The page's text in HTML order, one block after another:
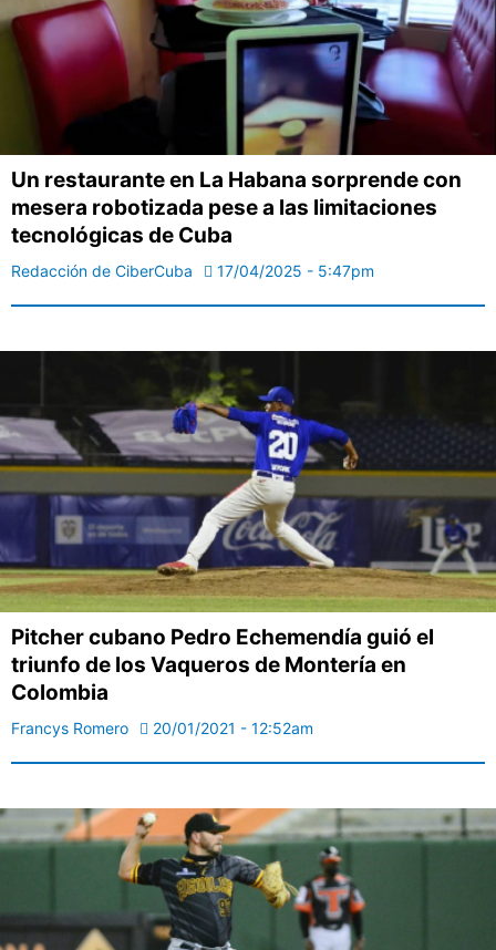
Un restaurante en La Habana sorprende con
mesera robotizada pese a las limitaciones
tecnológicas de Cuba
Redacción de CiberCuba 17/04/2025 - 5:47pm
Pitcher cubano Pedro Echemendía guió el
triunfo de los Vaqueros de Montería en
Colombia
Francys Romero 20/01/2021 - 12:52am